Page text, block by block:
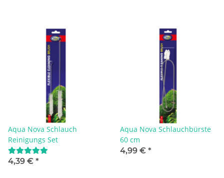
Aqua Nova Schlauch
Reinigungs Set
4,39 € *
Aqua Nova Schlauchbürste
60 cm
4,99 € *